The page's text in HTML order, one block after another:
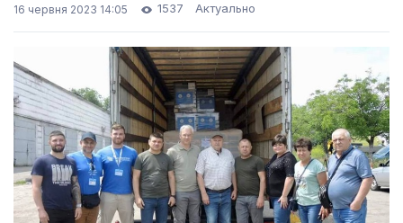
16 червня 2023 14:05 1537 Актуально